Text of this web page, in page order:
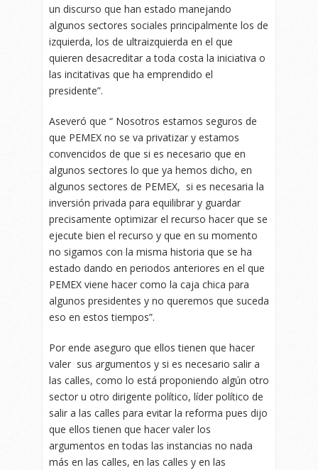
un discurso que han estado manejando
algunos sectores sociales principalmente los de
izquierda, los de ultraizquierda en el que
quieren desacreditar a toda costa la iniciativa o
las incitativas que ha emprendido el
presidente”.
Aseveró que “ Nosotros estamos seguros de
que PEMEX no se va privatizar y estamos
convencidos de que si es necesario que en
algunos sectores lo que ya hemos dicho, en
algunos sectores de PEMEX, si es necesaria la
inversión privada para equilibrar y guardar
precisamente optimizar el recurso hacer que se
ejecute bien el recurso y que en su momento
no sigamos con la misma historia que se ha
estado dando en periodos anteriores en el que
PEMEX viene hacer como la caja chica para
algunos presidentes y no queremos que suceda
eso en estos tiempos”.
Por ende aseguro que ellos tienen que hacer
valer sus argumentos y si es necesario salir a
las calles, como lo está proponiendo algún otro
sector u otro dirigente político, líder político de
salir a las calles para evitar la reforma pues dijo
que ellos tienen que hacer valer los
argumentos en todas las instancias no nada
más en las calles, en las calles y en las